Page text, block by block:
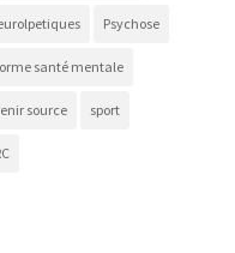
Psychose
santé mentale
source sport